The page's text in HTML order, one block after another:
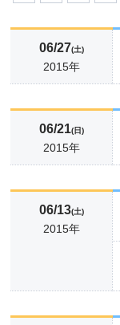
06/27(土)
2015年
06/21(日)
2015年
06/13(土)
2015年